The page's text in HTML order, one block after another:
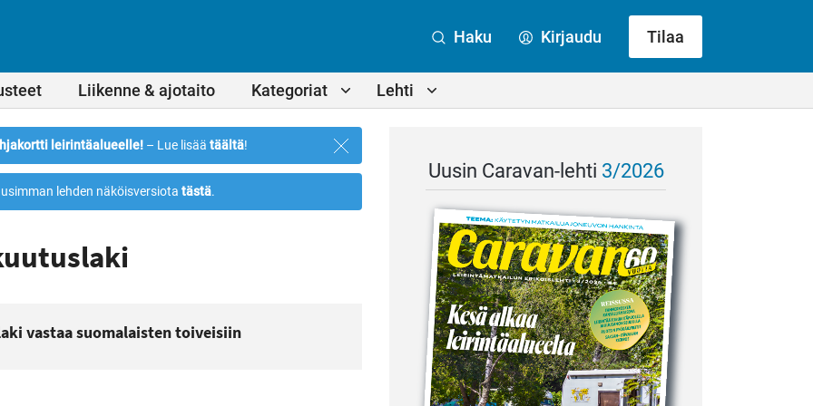
Liikenne & ajotaito Kategoriat Lehti
Haku Kirjaudu Tilaa
leirintäalueelle! – Lue lisää täältä!
Sulje
ilmoitus
lehden näköisversiota tästä.
vastaa suomalaisten toiveisiin
Uusin Caravan-lehti 3/2026